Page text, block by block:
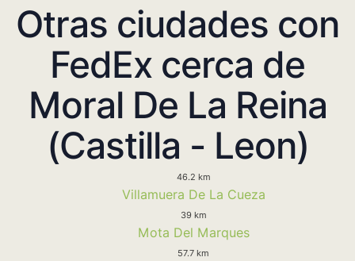
Otras ciudades con
FedEx cerca de
Moral De La Reina
(Castilla - Leon)
46.2 km
Villamuera De La Cueza
39 km
Mota Del Marques
57.7 km